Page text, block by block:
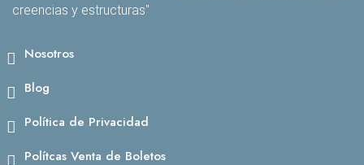
creencias y estructuras"
Nosotros
Blog
Política de Privacidad
Polítcas Venta de Boletos